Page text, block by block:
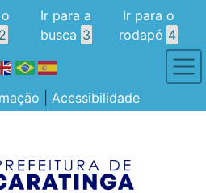
2
Ir para a
busca 3
Ir para o
rodapé 4
Acessibilidade